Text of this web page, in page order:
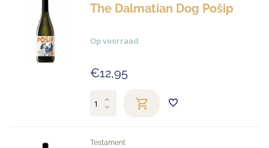
The Dalmatian Dog Pošip
Op voorraad
€12,95
Testament